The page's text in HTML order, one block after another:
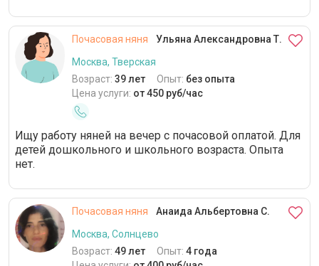
Почасовая няня
Ульяна Александровна Т.
Москва, Тверская
Возраст: 39 лет Опыт: без опыта
Цена услуги: от 450 руб/час
Ищу работу няней на вечер с почасовой оплатой. Для
детей дошкольного и школьного возраста. Опыта
нет.
Почасовая няня
Анаида Альбертовна С.
Москва, Солнцево
Возраст: 49 лет Опыт: 4 года